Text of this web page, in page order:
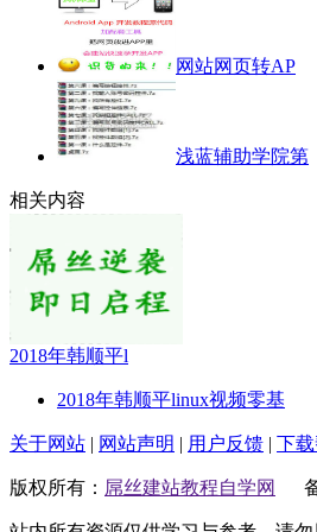
网站网页转AP
浅蓝辅助学院第
相关内容
2018年韩顺平l
2018年韩顺平linux视频零基
关于网站 | 网站声明 | 用户反馈 | 下
版权所有： 屌丝建站教程自学网 备